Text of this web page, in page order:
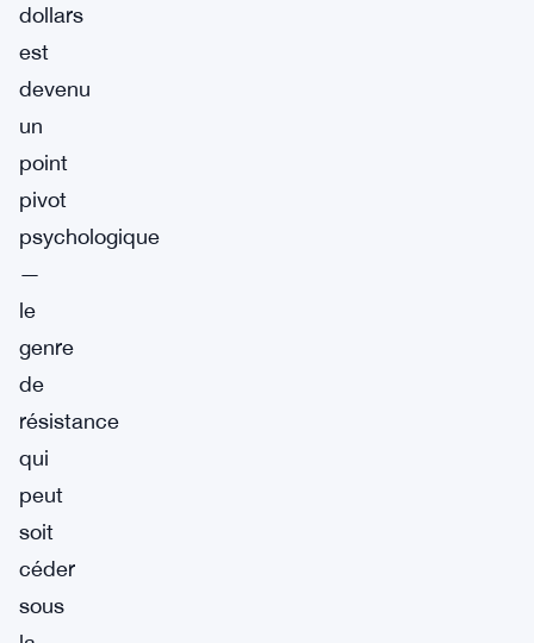
dollars
est
devenu
un
point
pivot
psychologique
—
le
genre
de
résistance
qui
peut
soit
céder
sous